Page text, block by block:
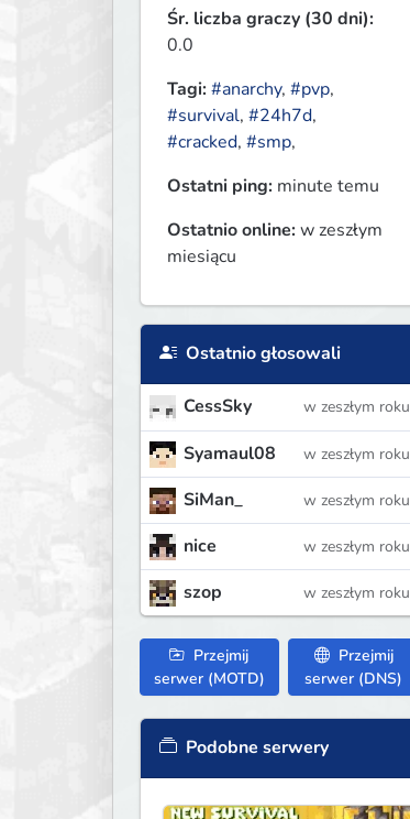
Śr. liczba graczy (30 dni):
0.0
Tagi:#anarchy, #pvp,
#survival, #24h7d,
#cracked, #smp,
Ostatni ping: minute temu
Ostatnio online:w zeszłym
miesiącu
Ostatnio głosowali
CessSky w zeszłym roku
Syamaul08 w zeszłym roku
SiMan_ w zeszłym roku
nice w zeszłym roku
szop w zeszłym roku
Przejmij
serwer (MOTD)
Przejmij
serwer (DNS)
Podobne serwery